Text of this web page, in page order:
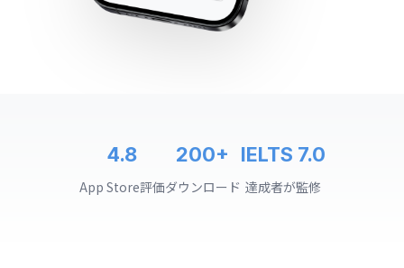
4.8
App Store評価
200+
ダウンロード
IELTS 7.0
達成者が監修